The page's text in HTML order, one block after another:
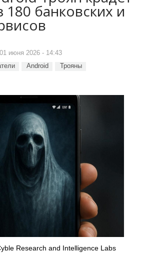
180 банковских и
июня 2026 - 14:43
Android Трояны
Research and Intelligence Labs